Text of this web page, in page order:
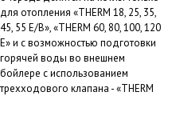
для отопления «THERM 18, 25, 35,
45, 55 Е/B», «THERM 60, 80, 100, 120
Е» и с возможностью подготовки
горячей воды во внешнем
бойлере с использованием
трехходового клапана - «THERM